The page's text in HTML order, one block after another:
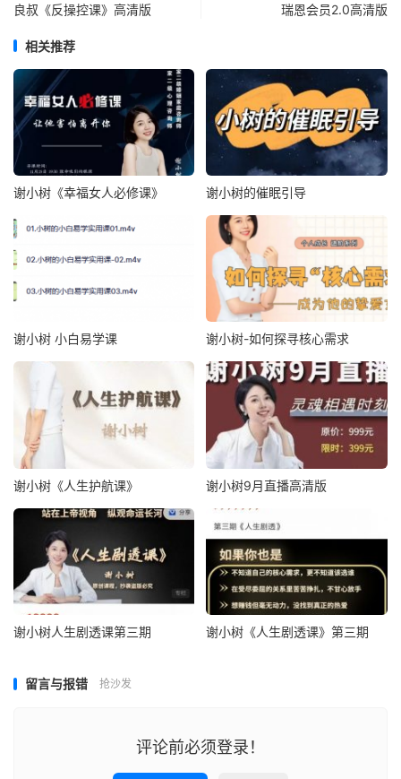
良叔《反操控课》高清版 瑞恩会员2.0高清版
相关推荐
谢小树《幸福女人必修课》 谢小树的催眠引导
谢小树 小白易学课 谢小树-如何探寻核心需求
谢小树《人生护航课》 谢小树9月直播高清版
谢小树人生剧透课第三期 谢小树《人生剧透课》第三期
留言与报错 抢沙发
评论前必须登录！